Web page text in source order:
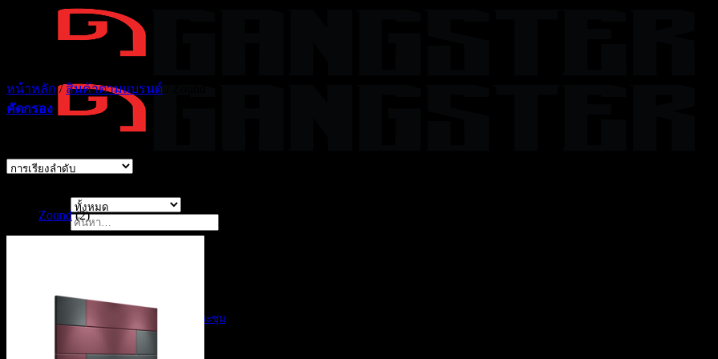
ค้นหา:
AI Customer Service
AI สรุปรายงานการประชุม
หน้าหลัก / สินค้าตามแบรนด์
คัดกรอง
Zound (2)